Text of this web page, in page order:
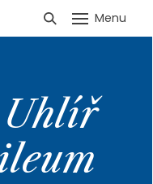
Menu
Uhlíř